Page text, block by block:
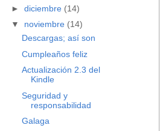
► diciembre (14)
▼ noviembre (14)
Descargas; así son
Cumpleaños feliz
Actualización 2.3 del
Kindle
Seguridad y
responsabilidad
Galaga